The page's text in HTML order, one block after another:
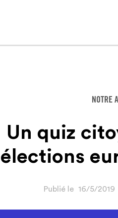
NOTRE
quiz
élections
Publié le 16/5/2019